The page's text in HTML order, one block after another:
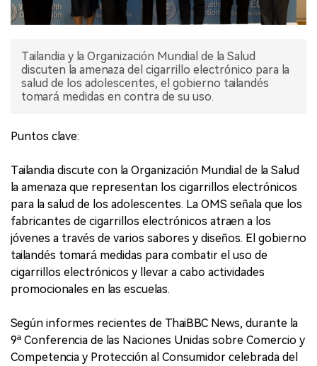
Tailandia y la Organización Mundial de la Salud
discuten la amenaza del cigarrillo electrónico para la
salud de los adolescentes, el gobierno tailandés
tomará medidas en contra de su uso.
Puntos clave:
Tailandia discute con la Organización Mundial de la Salud
la amenaza que representan los cigarrillos electrónicos
para la salud de los adolescentes. La OMS señala que los
fabricantes de cigarrillos electrónicos atraen a los
jóvenes a través de varios sabores y diseños. El gobierno
tailandés tomará medidas para combatir el uso de
cigarrillos electrónicos y llevar a cabo actividades
promocionales en las escuelas.
Según informes recientes de ThaiBBC News, durante la
9ª Conferencia de las Naciones Unidas sobre Comercio y
Competencia y Protección al Consumidor celebrada del